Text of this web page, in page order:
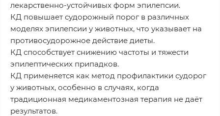
лекарственно-устойчивых форм эпилепсии.
КД повышает судорожный порог в различных
моделях эпилепсии у животных, что указывает на
противосудорожное действие диеты.
КД способствует снижению частоты и тяжести
эпилептических припадков.
КД применяется как метод профилактики судорог
у животных, особенно в случаях, когда
традиционная медикаментозная терапия не даёт
результатов.